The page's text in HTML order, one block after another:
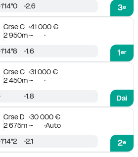
3e
1'14''0 2.6
Crse C
41 000 €
2 950m -
1er
1'14''8 1.6
Crse C
31 000 €
2 450m -
Dai
1.8
Crse D
30 000 €
2 675m - Auto
2e
1'14''2 2.1